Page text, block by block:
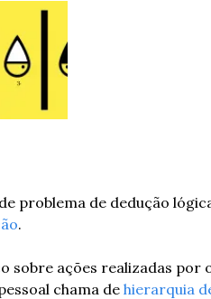
problema de dedução
.
sobre ações realizadas por
chama de hierarquia